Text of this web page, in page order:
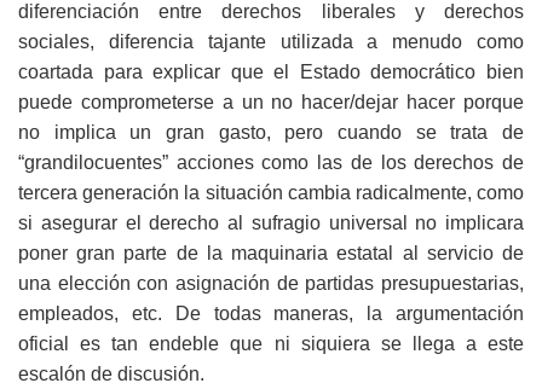
diferenciación entre derechos liberales y derechos
sociales, diferencia tajante utilizada a menudo como
coartada para explicar que el Estado democrático bien
puede comprometerse a un no hacer/dejar hacer porque
no implica un gran gasto, pero cuando se trata de
“grandilocuentes” acciones como las de los derechos de
tercera generación la situación cambia radicalmente, como
si asegurar el derecho al sufragio universal no implicara
poner gran parte de la maquinaria estatal al servicio de
una elección con asignación de partidas presupuestarias,
empleados, etc. De todas maneras, la argumentación
oficial es tan endeble que ni siquiera se llega a este
escalón de discusión.